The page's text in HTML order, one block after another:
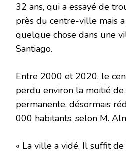
32 ans, qui a essayé de
près du centre-ville mais
quelque chose dans une
Santiago.
Entre 2000 et 2020, le
perdu environ la moitié
permanente, désormais
000 habitants, selon M.
« La ville a vidé. Il suffit